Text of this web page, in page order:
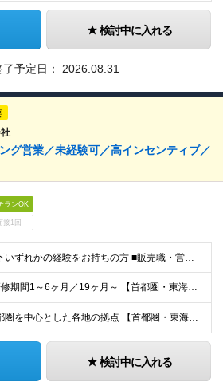
検討中に入れる
予定日： 2026.08.31
グ営業／未経験可／高インセンティブ／
ランOK
接1回
以下いずれかの経験をお持ちの方 ■販売職・営業職での顧客への提案経験をお持ちの方 ■建築関連の知識をお持ちの方
■研修期間1～6ヶ月／19ヶ月～ 【首都圏・東海・関西】 月給29万2千円～ (固定給25万円+定額歩合給4万2千円、固定残業手当月約58時間分9万2700円含む) 【その他】 月給27万1千円～
首都圏を中心とした各地の拠点 【首都圏・東海・関西】 東京、千葉、埼玉、神奈川、茨城、愛知、三重、岐阜、静岡、大阪、京都、奈良、滋賀、兵庫 【その他】 栃木、群馬、北海道、宮城、新潟、岡山、広島、
検討中に入れる